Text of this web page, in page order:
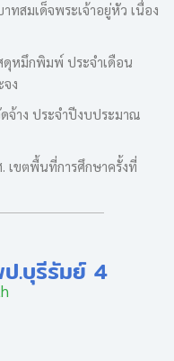
ทสมเด็จพระเจ้าอยู่หัว เนื่อง
ดุหมึกพิมพ์ ประจำเดือน
ง
ดจ้าง ประจำปีงบประมาณ
เขตพื้นที่การศึกษาครั้งที่
.บุรีรัมย์ 4